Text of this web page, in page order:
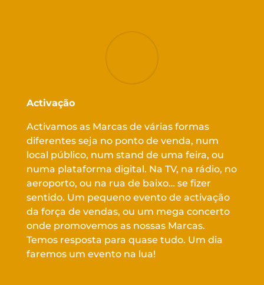
Activação
Activamos as Marcas de várias formas
diferentes seja no ponto de venda, num
local público, num stand de uma feira, ou
numa plataforma digital. Na TV, na rádio, no
aeroporto, ou na rua de baixo… se fizer
sentido. Um pequeno evento de activação
da força de vendas, ou um mega concerto
onde promovemos as nossas Marcas.
Temos resposta para quase tudo. Um dia
faremos um evento na lua!